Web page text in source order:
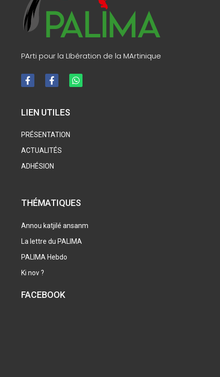
PArti pour la LIbération de la MArtinique
LIEN UTILES
PRÉSENTATION
ACTUALITÉS
ADHÉSION
THÉMATIQUES
Annou katjilé ansanm
La lettre du PALIMA
PALIMA Hebdo
Ki nov ?
FACEBOOK